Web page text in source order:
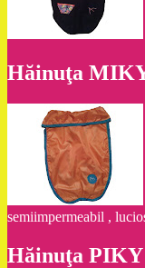
Hăinuţa
semiimpermeabil ,
Hăinuţa PIKY